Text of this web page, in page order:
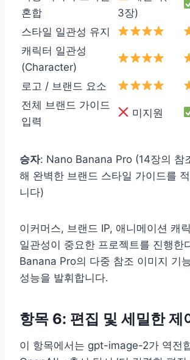
혼합
3장)
스타일 일관성 유지
캐릭터 일관성
(Character)
로고 / 브랜드 요소
전체 브랜드 가이드
입력
미지원
승자: Nano Banana Pro (14장의 참
해 완벽한 브랜드 스타일 가이드를
니다)
이커머스, 브랜드 IP, 애니메이션 캐
일관성이 중요한 프로젝트를 진행한
Banana Pro의 다중 참조 이미지 기
성능을 발휘합니다.
항목 6: 편집 및 세밀한 제
이 항목에서는 gpt-image-2가 역전